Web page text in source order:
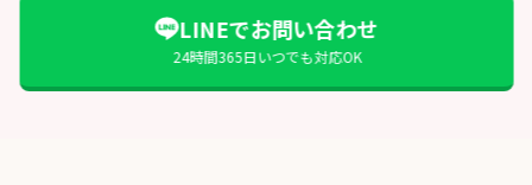
LINEでお問い合わせ
24時間365日いつでも対応OK